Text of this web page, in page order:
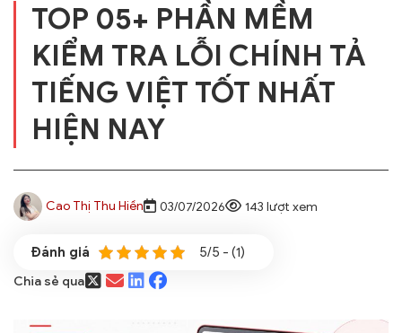
TOP 05+ PHẦN MỀM
KIỂM TRA LỖI CHÍNH TẢ
TIẾNG VIỆT TỐT NHẤT
HIỆN NAY
Cao Thị Thu Hiền 03/07/2026 143 lượt xem
5/5 - (1)
Chia sẻ qua